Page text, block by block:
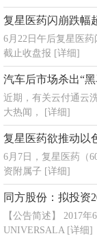
复星医药闪崩跌幅
6月22日午后复星医药
截止收盘报 [详细]
汽车后市场杀出“
近期，有关云付通云
大热闻，
[详细]
复星医药欲推动以
6月7日，复星医药（
资附属子 [详细]
同方股份：拟投资
【公告简述】 2017
UNIVERSALA [详细]